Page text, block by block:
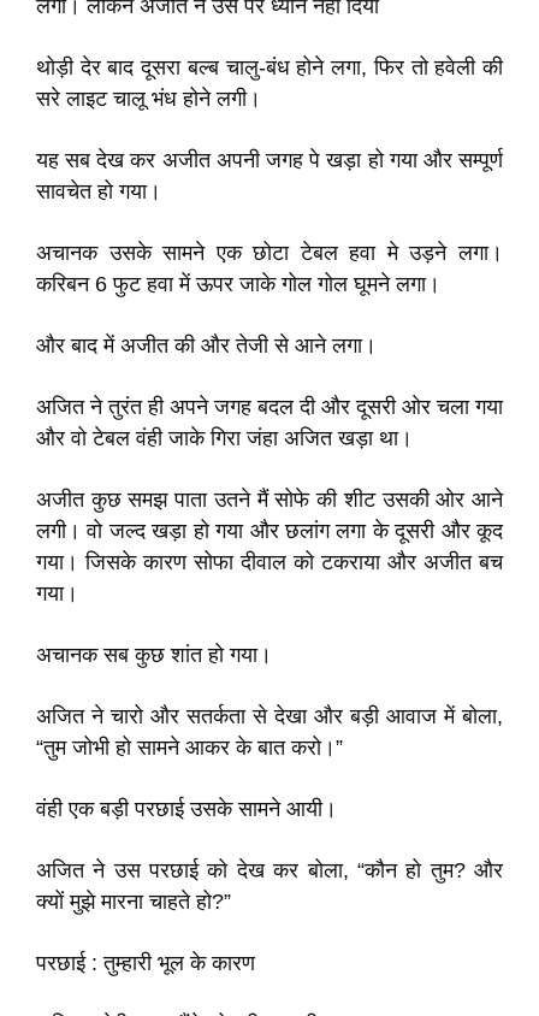
लगी। लेकिन अजीत ने उस पर ध्यान नहीं दिया
थोड़ी देर बाद दूसरा बल्ब चालु-बंध होने लगा, फिर तो हवेली की
सरे लाइट चालू भंध होने लगी।
यह सब देख कर अजीत अपनी जगह पे खड़ा हो गया और सम्पूर्ण
सावचेत हो गया।
अचानक उसके सामने एक छोटा टेबल हवा मे उड़ने लगा।
करिबन 6 फुट हवा में ऊपर जाके गोल गोल घूमने लगा।
और बाद में अजीत की और तेजी से आने लगा।
अजित ने तुरंत ही अपने जगह बदल दी और दूसरी ओर चला गया
और वो टेबल वंही जाके गिरा जंहा अजित खड़ा था।
अजीत कुछ समझ पाता उतने मैं सोफे की शीट उसकी ओर आने
लगी। वो जल्द खड़ा हो गया और छलांग लगा के दूसरी और कूद
गया। जिसके कारण सोफा दीवाल को टकराया और अजीत बच
गया।
अचानक सब कुछ शांत हो गया।
अजित ने चारो और सतर्कता से देखा और बड़ी आवाज में बोला,
“तुम जोभी हो सामने आकर के बात करो।”
वंही एक बड़ी परछाई उसके सामने आयी।
अजित ने उस परछाई को देख कर बोला, “कौन हो तुम? और
क्यों मुझे मारना चाहते हो?”
परछाई : तुम्हारी भूल के कारण